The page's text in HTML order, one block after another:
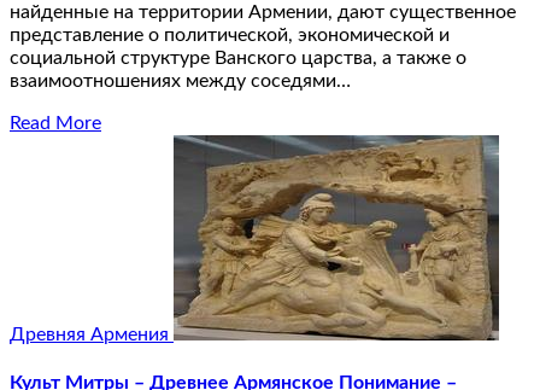
найденные на территории Армении, дают существенное
представление о политической, экономической и
социальной структуре Ванского царства, а также о
взаимоотношениях между соседями…
Read More
Древняя Армения
Культ Митры – Древнее Армянское Понимание –